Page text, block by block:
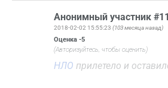
Анонимный участник
2018-02-02 15:55:23 (103 месяца назад)
Оценка -5
(Авторизуйтесь, чтобы оценить)
НЛО прилетело и